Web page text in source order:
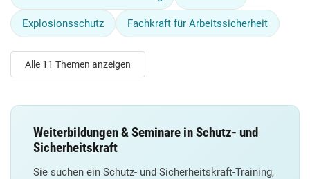
Explosionsschutz Fachkraft für Arbeitssicherheit
Alle 11 Themen anzeigen
Weiterbildungen & Seminare in Schutz- und
Sicherheitskraft
Sie suchen ein Schutz- und Sicherheitskraft-Training,